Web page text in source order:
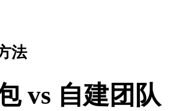
法
vs 自建团队